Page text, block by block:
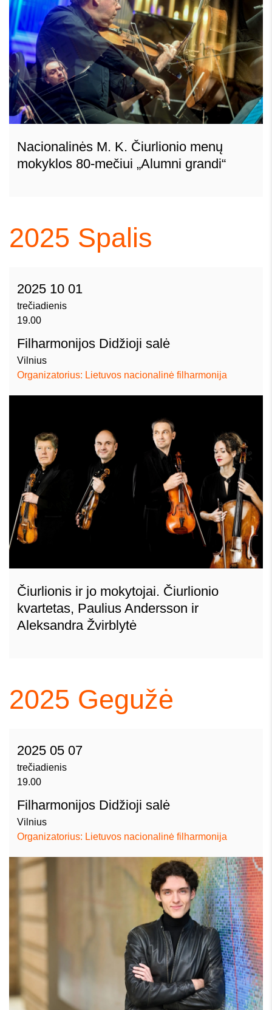
Nacionalinės M. K. Čiurlionio menų
mokyklos 80-mečiui „Alumni grandi“
2025 Spalis
2025 10 01
trečiadienis
19.00
Filharmonijos Didžioji salė
Vilnius
Organizatorius: Lietuvos nacionalinė filharmonija
Čiurlionis ir jo mokytojai. Čiurlionio
kvartetas, Paulius Andersson ir
Aleksandra Žvirblytė
2025 Gegužė
2025 05 07
trečiadienis
19.00
Filharmonijos Didžioji salė
Vilnius
Organizatorius: Lietuvos nacionalinė filharmonija